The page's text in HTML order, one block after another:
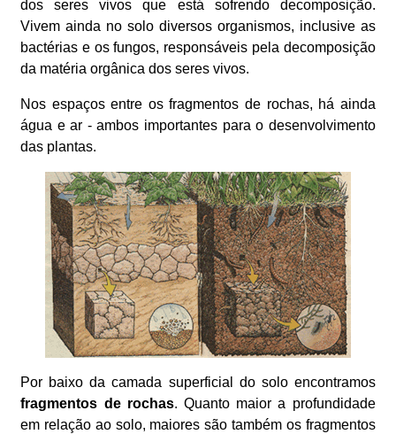
dos seres vivos que está sofrendo decomposição.
Vivem ainda no solo diversos organismos, inclusive as
bactérias e os fungos, responsáveis pela decomposição
da matéria orgânica dos seres vivos.
Nos espaços entre os fragmentos de rochas, há ainda
água e ar - ambos importantes para o desenvolvimento
das plantas.
Por baixo da camada superficial do solo encontramos
fragmentos de rochas. Quanto maior a profundidade
em relação ao solo, maiores são também os fragmentos